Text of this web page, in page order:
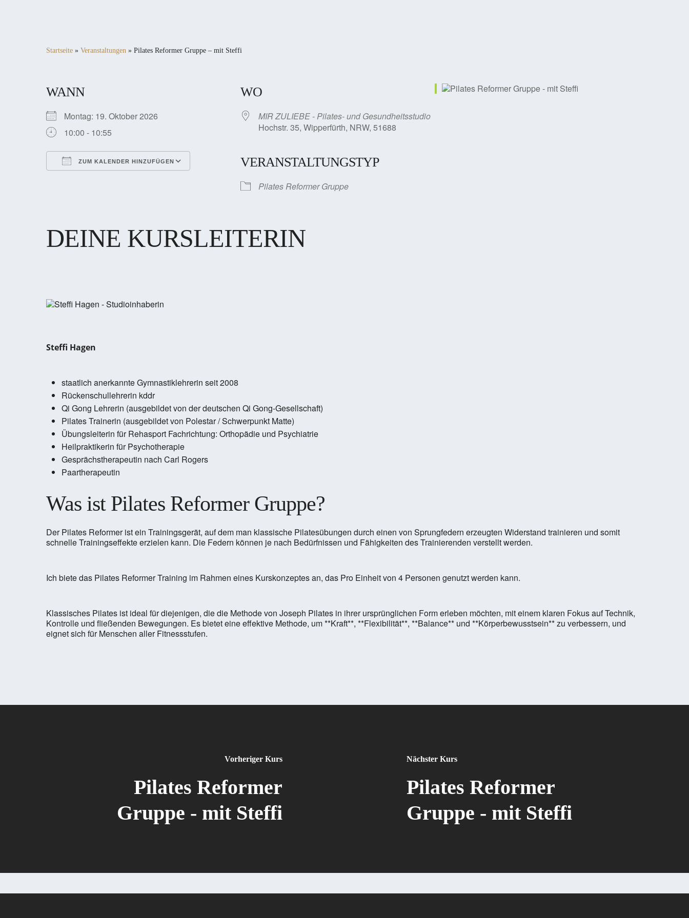
Startseite » Veranstaltungen » Pilates Reformer Gruppe – mit Steffi
WANN
Montag: 19. Oktober 2026
10:00 - 10:55
ZUM KALENDER HINZUFÜGEN
WO
MIR ZULIEBE - Pilates- und Gesundheitsstudio
Hochstr. 35, Wipperfürth, NRW, 51688
VERANSTALTUNGSTYP
Pilates Reformer Gruppe
DEINE KURSLEITERIN
Steffi Hagen
staatlich anerkannte Gymnastiklehrerin seit 2008
Rückenschullehrerin kddr
Qi Gong Lehrerin (ausgebildet von der deutschen Qi Gong-Gesellschaft)
Pilates Trainerin (ausgebildet von Polestar / Schwerpunkt Matte)
Übungsleiterin für Rehasport Fachrichtung: Orthopädie und Psychiatrie
Heilpraktikerin für Psychotherapie
Gesprächstherapeutin nach Carl Rogers
Paartherapeutin
Was ist Pilates Reformer Gruppe?
Der Pilates Reformer ist ein Trainingsgerät, auf dem man klassische Pilatesübungen durch einen von Sprungfedern erzeugten Widerstand trainieren und somit
schnelle Trainingseffekte erzielen kann. Die Federn können je nach Bedürfnissen und Fähigkeiten des Trainierenden verstellt werden.
Ich biete das Pilates Reformer Training im Rahmen eines Kurskonzeptes an, das Pro Einheit von 4 Personen genutzt werden kann.
Klassisches Pilates ist ideal für diejenigen, die die Methode von Joseph Pilates in ihrer ursprünglichen Form erleben möchten, mit einem klaren Fokus auf Technik,
Kontrolle und fließenden Bewegungen. Es bietet eine effektive Methode, um **Kraft**, **Flexibilität**, **Balance** und **Körperbewusstsein** zu verbessern, und
eignet sich für Menschen aller Fitnessstufen.
Vorheriger Kurs
Pilates Reformer
Gruppe - mit Steffi
Nächster Kurs
Pilates Reformer
Gruppe - mit Steffi